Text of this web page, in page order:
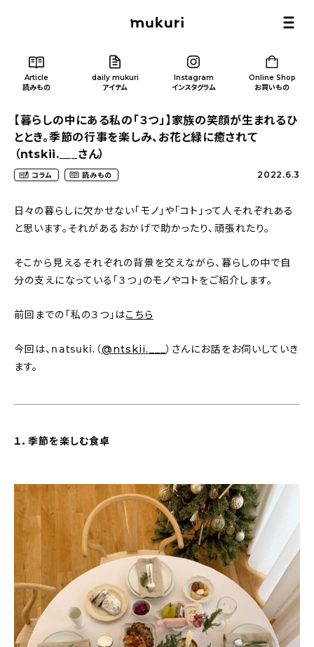
Article
読みもの
daily mukuri
アイテム
Instagram
インスタグラム
Online Shop
お買いもの
カテゴリー一覧
新着記事
コラム
インテリア
キッチン
暮らし
daily mukuri/ アイテム
カテゴリー一覧
新着記事
【暮らしの中にある私の「３つ」】家族の笑顔が生まれるひ
ととき。季節の行事を楽しみ、お花と緑に癒されて
（ntskii.___さん）
コラム 読みもの 2022.6.3
日々の暮らしに欠かせない「モノ」や「コト」って人それぞれある
と思います。それがあるおかげで助かったり、頑張れたり。
そこから見えるそれぞれの背景を交えながら、暮らしの中で自
分の支えになっている「３つ」のモノやコトをご紹介します。
前回までの「私の３つ」はこちら
今回は、𝗇𝖺𝗍𝗌𝗎𝗄𝗂.（@ntskii.___）さんにお話をお伺いしていき
ます。
１．季節を楽しむ食卓